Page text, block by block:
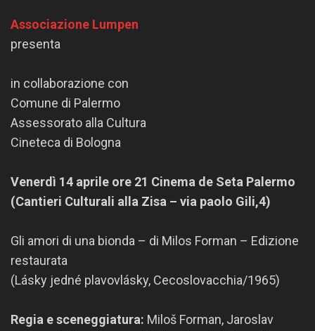
Associazione Lumpen
presenta
in collaborazione con
Comune di Palermo
Assessorato alla Cultura
Cineteca di Bologna
Venerdì 14 aprile ore 21 Cinema de Seta Palermo
(Cantieri Culturali alla Zisa – via paolo Gili,4)
Gli amori di una bionda – di Milos Forman – Edizione
restaurata
(Lásky jedné plavovlásky, Cecoslovacchia/1965)
Regia e sceneggiatura: Miloš Forman, Jaroslav